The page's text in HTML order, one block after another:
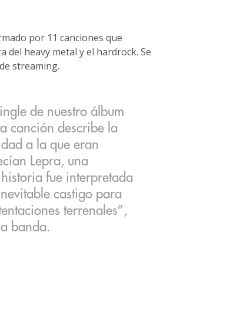
por 11 canciones que
del heavy metal y el hardrock. Se
streaming.
de nuestro álbum
canción describe la
a la que eran
Lepra, una
fue interpretada
castigo para
terrenales”,
banda.